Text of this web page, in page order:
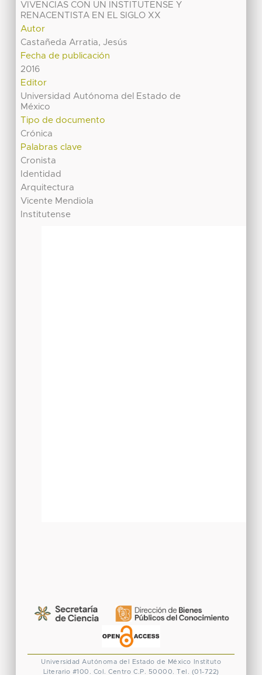
VIVENCIAS CON UN INSTITUTENSE Y
RENACENTISTA EN EL SIGLO XX
Autor
Castañeda Arratia, Jesús
Fecha de publicación
2016
Editor
Universidad Autónoma del Estado de
México
Tipo de documento
Crónica
Palabras clave
Cronista
Identidad
Arquitectura
Vicente Mendiola
Institutense
Universidad Autónoma del Estado de México
Instituto
Literario #100. Col. Centro C.P. 50000. Tel. (01-722)